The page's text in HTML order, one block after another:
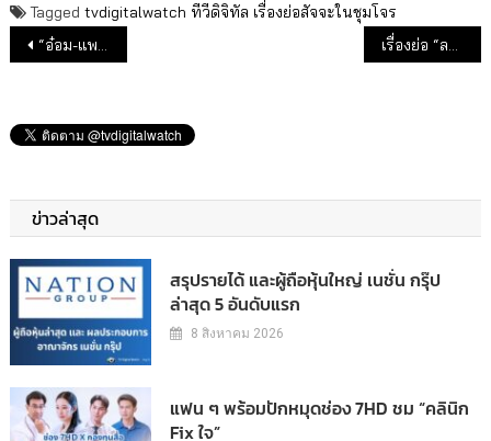
Tagged tvdigitalwatch ทีวีดิจิทัล เรื่องย่อสัจจะในชุมโจร
แนะแนวเรื่อง
“อ๋อม-แพรว” นำทีมปลุกตำนานความมันส์ “สัจจะในชุมโจร (เสือสั่งฟ้า 3)” พร้อมลงจอ 29 ต.ค.นี้ เรื่องย่อ “ลายกินรี”
ข่าวล่าสุด
สรุปรายได้ และผู้ถือหุ้นใหญ่ เนชั่น กรุ๊ป
ล่าสุด 5 อันดับแรก
8 สิงหาคม 2026
แฟน ๆ พร้อมปักหมุดช่อง 7HD ชม “คลินิก
Fix ใจ”